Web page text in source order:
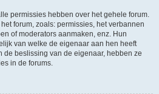
permissies hebben over het gehele forum.
forum, zoals: permissies, het verbannen
of moderators aanmaken, enz. Hun
van welke de eigenaar aan hen heeft
de beslissing van de eigenaar, hebben ze
in de forums.